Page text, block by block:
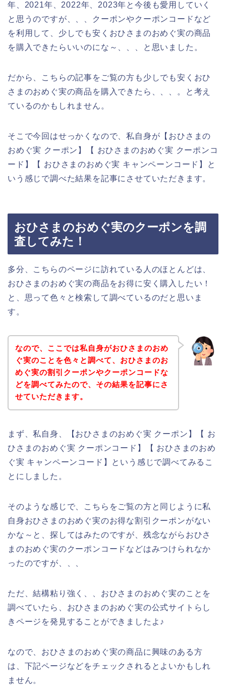
年、2021年、2022年、2023年と今後も愛用していく
と思うのですが、、、クーポンやクーポンコードなど
を利用して、少しでも安くおひさまのおめぐ実の商品
を購入できたらいいのにな～、、、と思いました。
だから、こちらの記事をご覧の方も少しでも安くおひ
さまのおめぐ実の商品を購入できたら、、、。と考え
ているのかもしれません。
そこで今回はせっかくなので、私自身が【おひさまの
おめぐ実 クーポン】【 おひさまのおめぐ実 クーポンコ
ード】【 おひさまのおめぐ実 キャンペーンコード】と
いう感じで調べた結果を記事にさせていただきます。
おひさまのおめぐ実のクーポンを調
査してみた！
多分、こちらのページに訪れている人のほとんどは、
おひさまのおめぐ実の商品をお得に安く購入したい！
と、思って色々と検索して調べているのだと思いま
す。
なので、ここでは私自身がおひさまのおめ
ぐ実のことを色々と調べて、おひさまのお
めぐ実の割引クーポンやクーポンコードな
どを調べてみたので、その結果を記事にさ
せていただきます。
まず、私自身、【おひさまのおめぐ実 クーポン】【 お
ひさまのおめぐ実 クーポンコード】【 おひさまのおめ
ぐ実 キャンペーンコード】という感じで調べてみるこ
とにしました。
そのような感じで、こちらをご覧の方と同じように私
自身おひさまのおめぐ実のお得な割引クーポンがない
かな～と、探してはみたのですが、残念ながらおひさ
まのおめぐ実のクーポンコードなどはみつけられなか
ったのですが、、、
ただ、結構粘り強く、、おひさまのおめぐ実のことを
調べていたら、おひさまのおめぐ実の公式サイトらし
きページを発見することができましたよ♪
なので、おひさまのおめぐ実の商品に興味のある方
は、下記ページなどをチェックされるとよいかもしれ
ません。